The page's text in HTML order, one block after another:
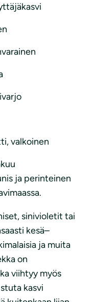
valkoinen
ja perinteinen
sinivioletit tai
kesä–
ja muita
on
viihtyy myös
kasvi